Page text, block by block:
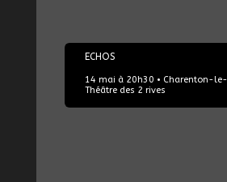
14/05/2024
ECHOS
14 mai à 20h30 • Charenton-le-
Théâtre des 2 rives